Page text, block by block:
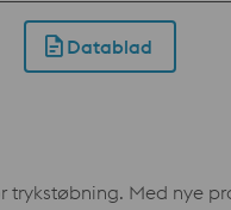
driftsstop
sammensætning
Datablad
Med nye